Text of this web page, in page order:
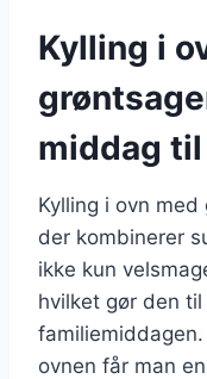
Kylling i
middag
Kylling i ovn
der kombinerer
ikke kun
hvilket gør den
ovnen får man